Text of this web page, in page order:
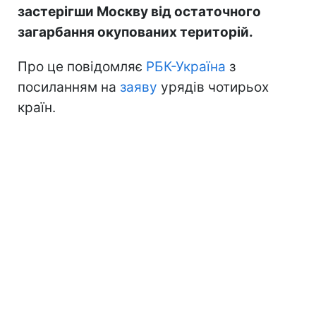
застерігши Москву від остаточного
загарбання окупованих територій.
Про це повідомляє РБК-Україна з
посиланням на заяву урядів чотирьох
країн.